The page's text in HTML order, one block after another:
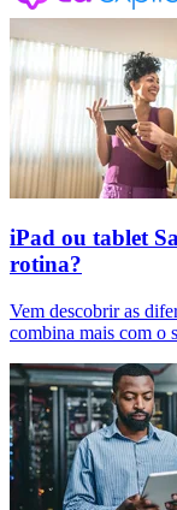
iPad ou tablet
rotina?
Vem descobrir as
combina mais com o